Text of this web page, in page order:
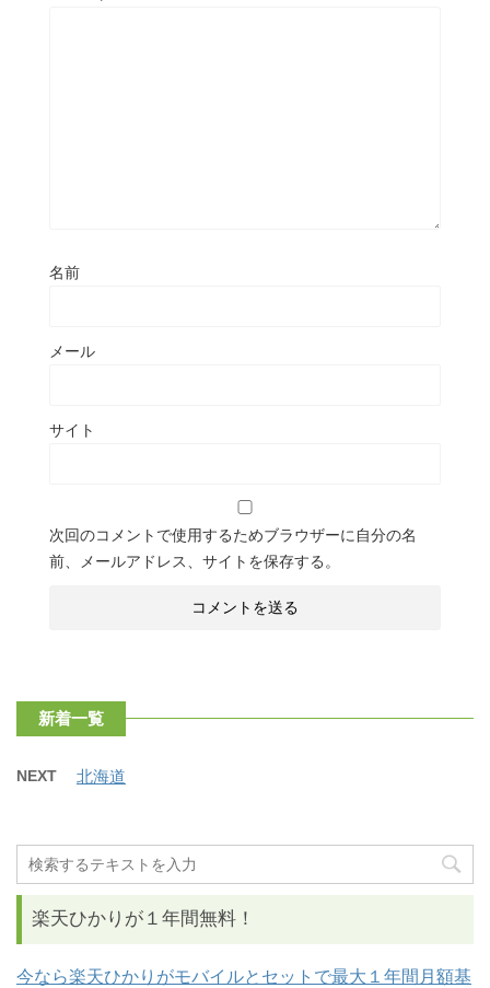
名前
メール
サイト
次回のコメントで使用するためブラウザーに自分の名
前、メールアドレス、サイトを保存する。
新着一覧
NEXT 北海道
楽天ひかりが１年間無料！
今なら楽天ひかりがモバイルとセットで最大１年間月額基